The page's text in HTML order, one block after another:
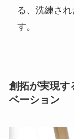
る、洗練さ
す。
創拓が実現す
ベーション